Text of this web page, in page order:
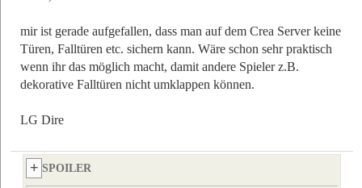
mir ist gerade aufgefallen, dass man auf dem Crea Server keine
Türen, Falltüren etc. sichern kann. Wäre schon sehr praktisch
wenn ihr das möglich macht, damit andere Spieler z.B.
dekorative Falltüren nicht umklappen können.
LG Dire
SPOILER